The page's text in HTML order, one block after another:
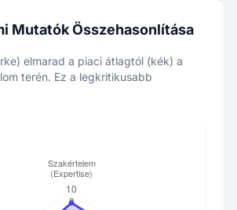
Mutatók Összehasonlítása
elmarad a piaci átlagtól (kék) a
terén. Ez a legkritikusabb